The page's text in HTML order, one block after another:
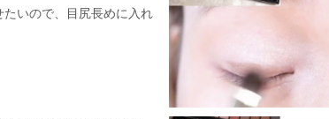
いので、目尻長めに入れ